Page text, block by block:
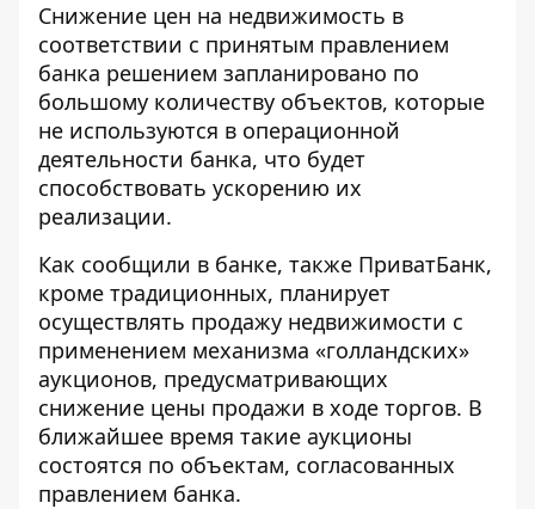
Снижение цен на недвижимость в
соответствии с принятым правлением
банка решением запланировано по
большому количеству объектов, которые
не используются в операционной
деятельности банка, что будет
способствовать ускорению их
реализации.
Как сообщили в банке, также ПриватБанк,
кроме традиционных, планирует
осуществлять продажу недвижимости с
применением механизма «голландских»
аукционов, предусматривающих
снижение цены продажи в ходе торгов. В
ближайшее время такие аукционы
состоятся по объектам, согласованных
правлением банка.